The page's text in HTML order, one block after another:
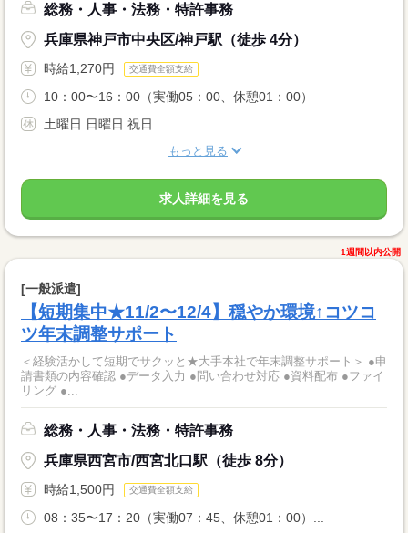
総務・人事・法務・特許事務
兵庫県神戸市中央区/神戸駅（徒歩 4分）
時給1,270円 交通費全額支給
10：00〜16：00（実働05：00、休憩01：00）
土曜日 日曜日 祝日
もっと見る
求人詳細を見る
1週間以内公開
[一般派遣]
【短期集中★11/2〜12/4】穏やか環境↑コツコ
ツ年末調整サポート
＜経験活かして短期でサクッと★大手本社で年末調整サポート＞ ●申
請書類の内容確認 ●データ入力 ●問い合わせ対応 ●資料配布 ●ファイ
リング ●...
総務・人事・法務・特許事務
兵庫県西宮市/西宮北口駅（徒歩 8分）
時給1,500円 交通費全額支給
08：35〜17：20（実働07：45、休憩01：00）...